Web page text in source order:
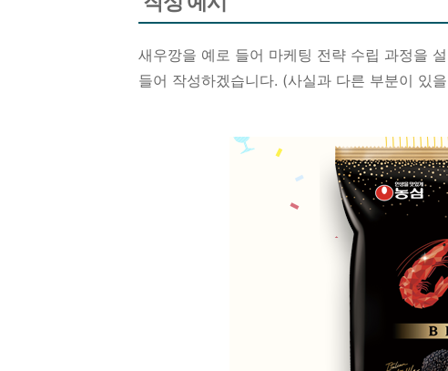
새우깡을 예로 들어 마케팅 전략 수립 과정을
들어 작성하겠습니다. (사실과 다른 부분이 있